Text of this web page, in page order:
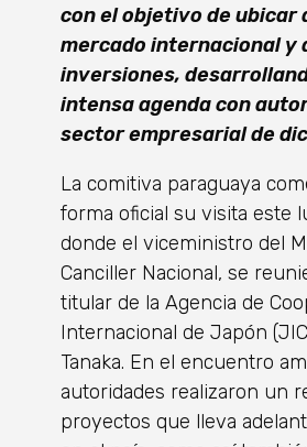
con el objetivo de ubicar
mercado internacional y
inversiones,
intensa agenda con
sector empresarial de
La comitiva paraguaya
forma oficial su visita este
donde el viceministro del
Canciller Nacional, se
titular de la Agencia de
Internacional de Japón
Tanaka. En el encuentro
autoridades realizaron un
proyectos que lleva